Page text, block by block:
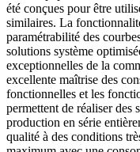
été conçues pour être
similaires. La
paramétrabilité des
solutions système
exceptionnelles de la
excellente maîtrise des
fonctionnelles et les
permettent de réaliser des
production en série
qualité à des conditions